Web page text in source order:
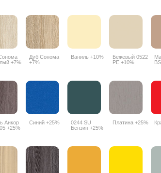
+7%
Дуб Сонома
+7%
Ваниль +10%
Бежевый 0522
PE +10%
Анкор
+25%
Синий +25%
0244 SU
Бензин +25%
Платина +25%